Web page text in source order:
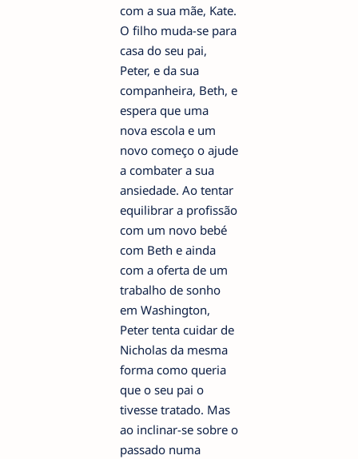
com a sua mãe, Kate.
O filho muda-se para
casa do seu pai,
Peter, e da sua
companheira, Beth, e
espera que uma
nova escola e um
novo começo o ajude
a combater a sua
ansiedade. Ao tentar
equilibrar a profissão
com um novo bebé
com Beth e ainda
com a oferta de um
trabalho de sonho
em Washington,
Peter tenta cuidar de
Nicholas da mesma
forma como queria
que o seu pai o
tivesse tratado. Mas
ao inclinar-se sobre o
passado numa